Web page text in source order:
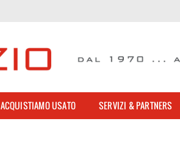
ACQUISTIAMO USATO SERVIZI & PARTNERS